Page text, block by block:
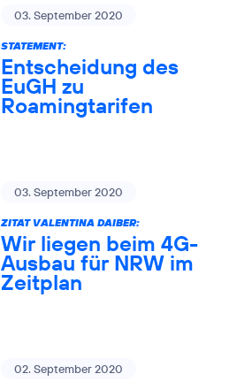
03. September 2020
STATEMENT:
Entscheidung des
EuGH zu
Roamingtarifen
03. September 2020
ZITAT VALENTINA DAIBER:
Wir liegen beim 4G-
Ausbau für NRW im
Zeitplan
02. September 2020